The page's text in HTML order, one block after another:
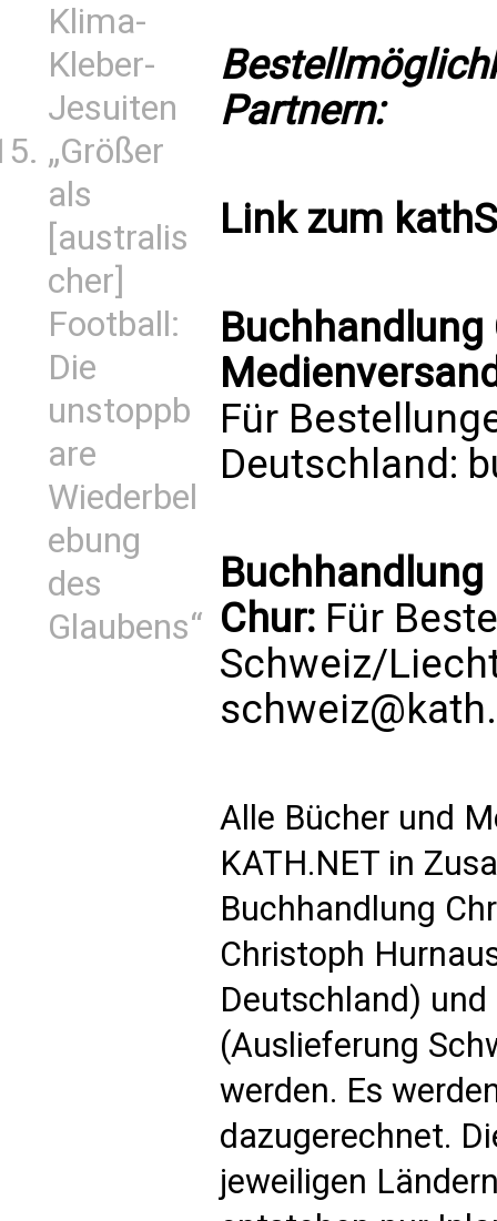
Klima-
Kleber-
Jesuiten
„Größer
als
[australis
cher]
Football:
Die
unstoppb
are
Wiederbel
ebung
des
Glaubens“
Partnern:
Link zum
Für
Deutschland:
Buchhandlung
Chur: Für
Schweiz/
Alle Bücher und
KATH.NET in
Buchhandlung
Christoph
Deutschland)
(Auslieferung
werden. Es
dazugerechnet.
jeweiligen